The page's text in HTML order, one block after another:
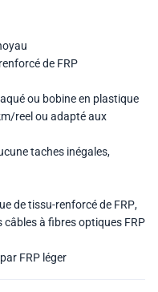
de FRP
ou bobine en plastique
reel ou adapté aux
taches inégales,
de tissu-renforcé de FRP,
câbles à fibres optiques FRP
FRP léger